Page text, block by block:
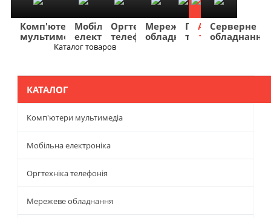
Комп'ютери
мультимедіа
Мобільна
електроніка
Оргтехніка
телефонія
Мережеве
обладнання
Побутова
техніка
TV
та
Фото
та
Авто
та
Серверне
обладнання
Каталог товаров
КАТАЛОГ
Комп'ютери мультимедіа
Мобільна електроніка
Оргтехніка телефонія
Мережеве обладнання